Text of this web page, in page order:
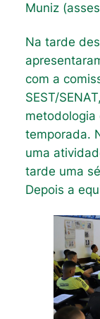
Muniz
Na tarde
com a
SEST/
temporada.
uma
tarde uma
Depois a